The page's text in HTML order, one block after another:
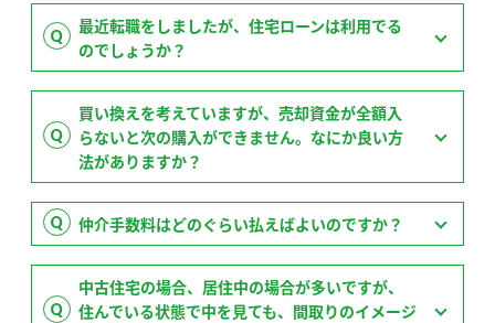
最近転職をしましたが、住宅ローンは利用でる
のでしょうか？
買い換えを考えていますが、売却資金が全額入
らないと次の購入ができません。なにか良い方
法がありますか？
仲介手数料はどのぐらい払えばよいのですか？
中古住宅の場合、居住中の場合が多いですが、
住んでいる状態で中を見ても、間取りのイメージ